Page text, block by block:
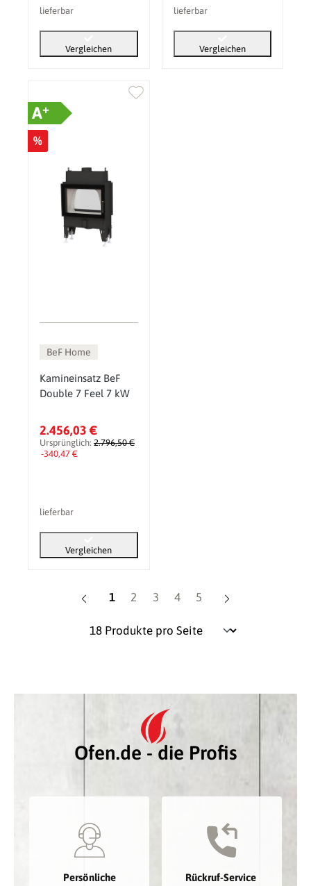
lieferbar
Vergleichen
lieferbar
Vergleichen
A+
%
BeF Home
Kamineinsatz BeF
Double 7 Feel 7 kW
2.456,03 €
Ursprünglich: 2.796,50 €
-340,47 €
lieferbar
Vergleichen
Seite
1 Seite
2 Seite
3 Seite
4 Seite
5
Ofen.de - die Profis
Persönliche
Rückruf-Service